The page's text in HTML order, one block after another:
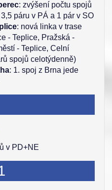
: zvýšení počtu spojů
páru v PÁ a 1 pár v SO
: nová linka v trase
- Teplice, Pražská -
- Teplice, Celní
spojů celotýdenně)
: 1. spoj z Brna jede
v PD+NE